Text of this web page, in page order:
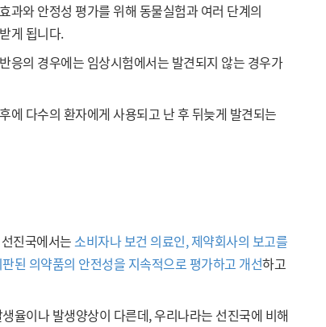
과와 안정성 평가를 위해 동물실험과 여러 단계의
게 됩니다.
응의 경우에는 임상시험에서는 발견되지 않는 경우가
에 다수의 환자에게 사용되고 난 후 뒤늦게 발견되는
진국에서는소비자나 보건 의료인, 제약회사의 보고를
된 의약품의 안전성을 지속적으로 평가하고 개선하고
율이나 발생양상이 다른데, 우리나라는 선진국에 비해